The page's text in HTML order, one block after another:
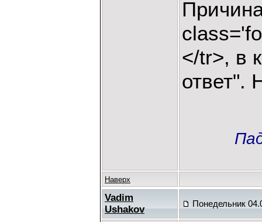
</tr>, в
ответ".
Наверх
Vadim
Ushakov
Понедельник